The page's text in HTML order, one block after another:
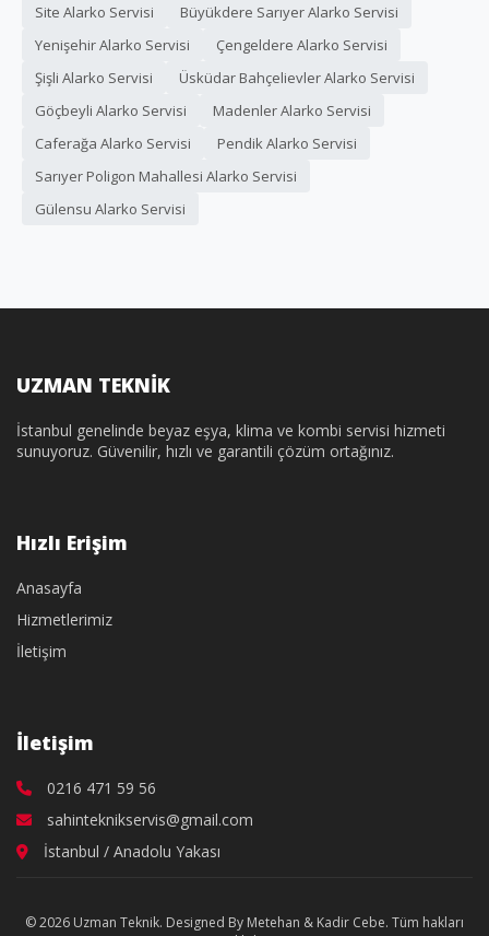
Site Alarko Servisi
Büyükdere Sarıyer Alarko Servisi
Yenişehir Alarko Servisi
Çengeldere Alarko Servisi
Şişli Alarko Servisi
Üsküdar Bahçelievler Alarko Servisi
Göçbeyli Alarko Servisi
Madenler Alarko Servisi
Caferağa Alarko Servisi
Pendik Alarko Servisi
Sarıyer Poligon Mahallesi Alarko Servisi
Gülensu Alarko Servisi
UZMAN TEKNİK
İstanbul genelinde beyaz eşya, klima ve kombi servisi hizmeti
sunuyoruz. Güvenilir, hızlı ve garantili çözüm ortağınız.
Hızlı Erişim
Anasayfa
Hizmetlerimiz
İletişim
İletişim
0216 471 59 56
sahinteknikservis@gmail.com
İstanbul / Anadolu Yakası
© 2026 Uzman Teknik. Designed By Metehan & Kadir Cebe. Tüm hakları